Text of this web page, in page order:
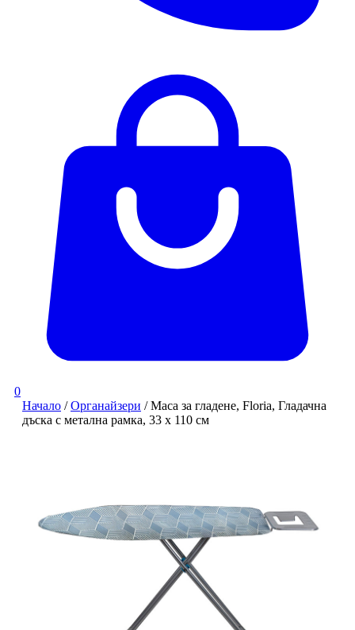
0
Начало /Органайзери / Маса за гладене, Floria, Гладачна
дъска с метална рамка, 33 x 110 см